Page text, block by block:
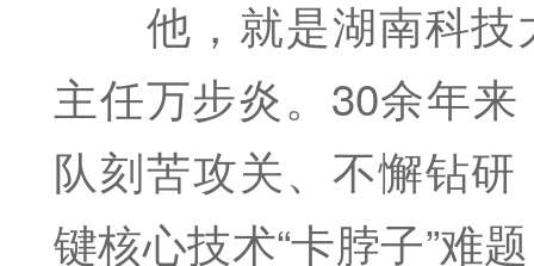
他，就是湖南科技
主任万步炎。30余年
队刻苦攻关、不懈钻
键核心技术“卡脖子”难